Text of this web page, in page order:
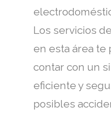
Los servicios
en esta área te
contar con un
eficiente y
posibles